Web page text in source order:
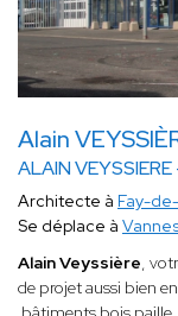
Alain
ALAIN
Architecte à Fay-
Se déplace à
Alain Veyssière,
de projet aussi bien